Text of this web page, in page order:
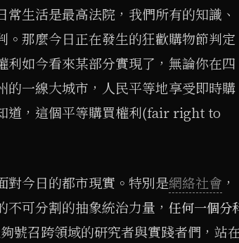
常生活是最高法院，我們所有的知識、
那麼今日正在發生的狂歡購物節判定
利如今看來某部分實現了，無論你在四
的一線大城市，人民平等地享受即時購
道，這個平等購買權利(fair right to
對今日的都市現實。特別是網絡社會 ，
可分割的抽象統治力量， 任何一個分
號召跨領域的研究者與實踐者們，站